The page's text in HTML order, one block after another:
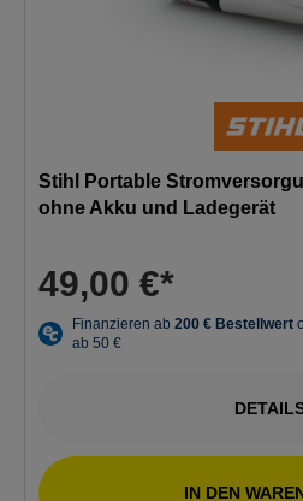
Stihl Portable
ohne Akku und Ladegerät
49,00 €*
IN DEN